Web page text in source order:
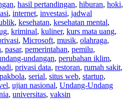
, hasil pertandingan, hiburan, hoki,
, internet, investasi, jadwal
, kesehatan, kesehatan mental,
, kriminal, kuliner, kurs mata uang,
, Microsoft, musik, olahraga,
, pasar, pemerintahan, pemilu,
undangan, perubahan iklim,
, privasi data, restoran, rumah sakit,
, serial, situs web, startup,
, ujian nasional, Undang-Undang
, universitas, vaksin